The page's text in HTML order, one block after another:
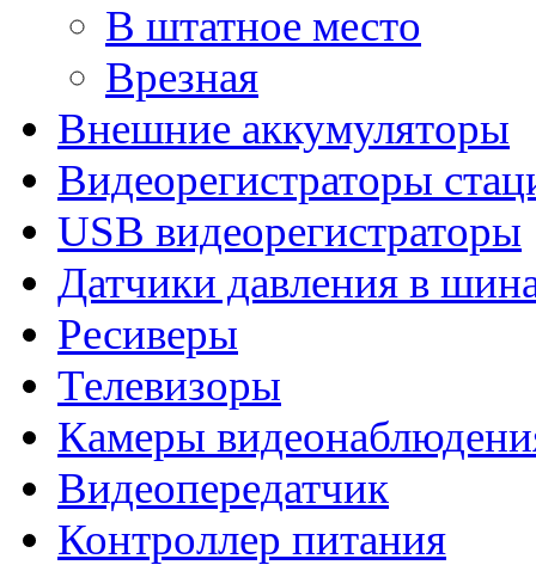
В штатное место
Врезная
Внешние аккумуляторы
Видеорегистраторы
USB видеорегистраторы
Датчики давления в
Ресиверы
Телевизоры
Камеры
Видеопередатчик
Контроллер питания